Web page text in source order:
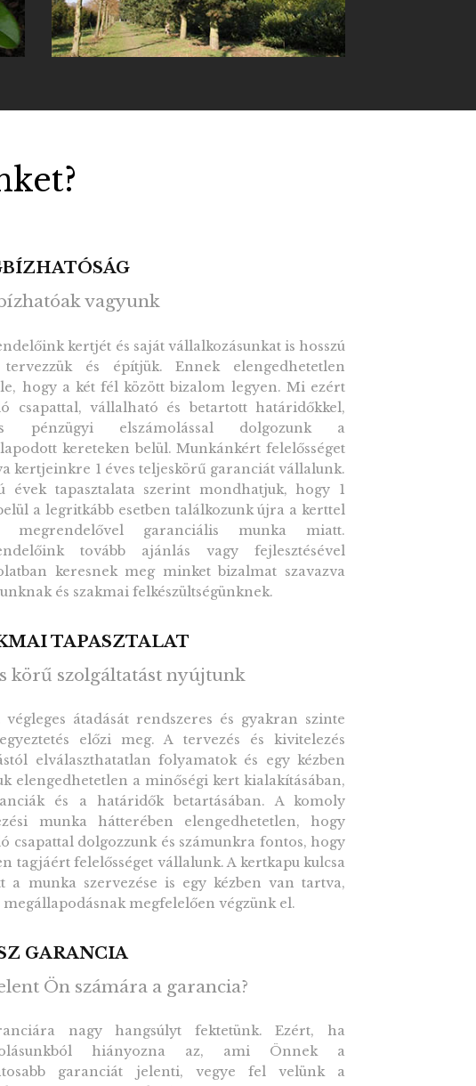
vagyunk
kertjét és saját vállalkozásunkat is hosszú
és építjük. Ennek elengedhetetlen
hogy a két fél között bizalom legyen. Mi ezért
csapattal, vállalható és betartott határidőkkel,
pénzügyi elszámolással dolgozunk a
kereteken belül. Munkánkért felelősséget
kertjeinkre 1 éves teljeskörű garanciát vállalunk.
évek tapasztalata szerint mondhatjuk, hogy 1
a legritkább esetben találkozunk újra a kerttel
garanciális munka miatt.
tovább ajánlás vagy fejlesztésével
keresnek meg minket bizalmat szavazva
és szakmai felkészültségünknek.
TAPASZTALAT
körű szolgáltatást nyújtunk
végleges átadását rendszeres és gyakran szinte
előzi meg. A tervezés és kivitelezés
elválaszthatatlan folyamatok és egy kézben
elengedhetetlen a minőségi kert kialakításában,
és a határidők betartásában. A komoly
munka hátterében elengedhetetlen, hogy
csapattal dolgozzunk és számunkra fontos, hogy
tagjáért felelősséget vállalunk. A kertkapu kulcsa
a munka szervezése is egy kézben van tartva,
megállapodásnak megfelelően végzünk el.
GARANCIA
Ön számára a garancia?
nagy hangsúlyt fektetünk. Ezért, ha
hiányozna az, ami Önnek a
garanciát jelenti, vegye fel velünk a